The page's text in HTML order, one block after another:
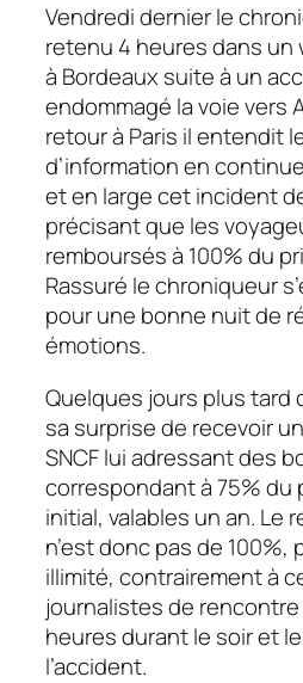
Vendredi dernier le
retenu 4 heures dans un
à Bordeaux suite à un
endommagé la voie vers
retour à Paris il entendit
d’information en
et en large cet incident
précisant que les
remboursés à 100% du
Rassuré le chroniqueur
pour une bonne nuit de
émotions.
Quelques jours plus tard
sa surprise de recevoir
SNCF lui adressant des
correspondant à 75% du
initial, valables un an. Le
n’est donc pas de 100%,
illimité, contrairement à
journalistes de
heures durant le soir et
l’accident.